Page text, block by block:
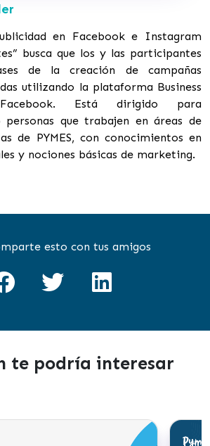
en Facebook e Instagram
busca que los y las participantes
de la creación de campañas
utilizando la plataforma Business
Está dirigido para
personas que trabajen en áreas de
de PYMES, con conocimientos en
y nociones básicas de marketing.
esto con tus amigos
te podría interesar